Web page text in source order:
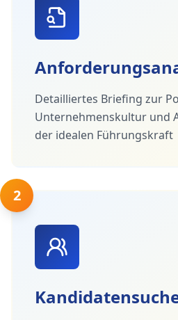
Detailliertes Briefing zur
Unternehmenskultur und
der idealen Führungskraft
2